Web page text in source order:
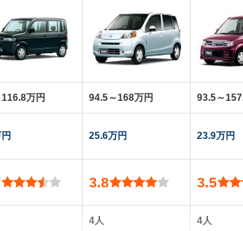
万円 94.5～168万円
25.6万円
3.8
4人
93.5～
23.9万円
3.5
4人